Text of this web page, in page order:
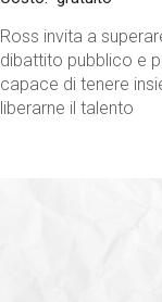
Ross invita a
dibattito pubblico e
capace di tenere
liberarne il talento